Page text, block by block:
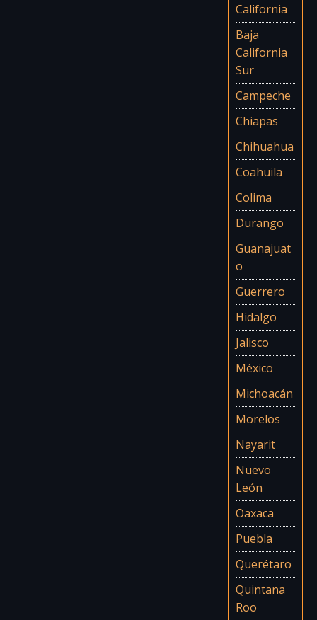
California
Baja
California
Sur
Campeche
Chiapas
Chihuahua
Coahuila
Colima
Durango
Guanajuat
o
Guerrero
Hidalgo
Jalisco
México
Michoacán
Morelos
Nayarit
Nuevo
León
Oaxaca
Puebla
Querétaro
Quintana
Roo